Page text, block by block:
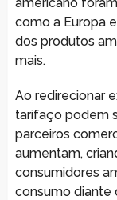
como a Europa
dos produtos
mais.
Ao redirecionar
tarifaço podem
parceiros
aumentam,
consumidores
consumo diante